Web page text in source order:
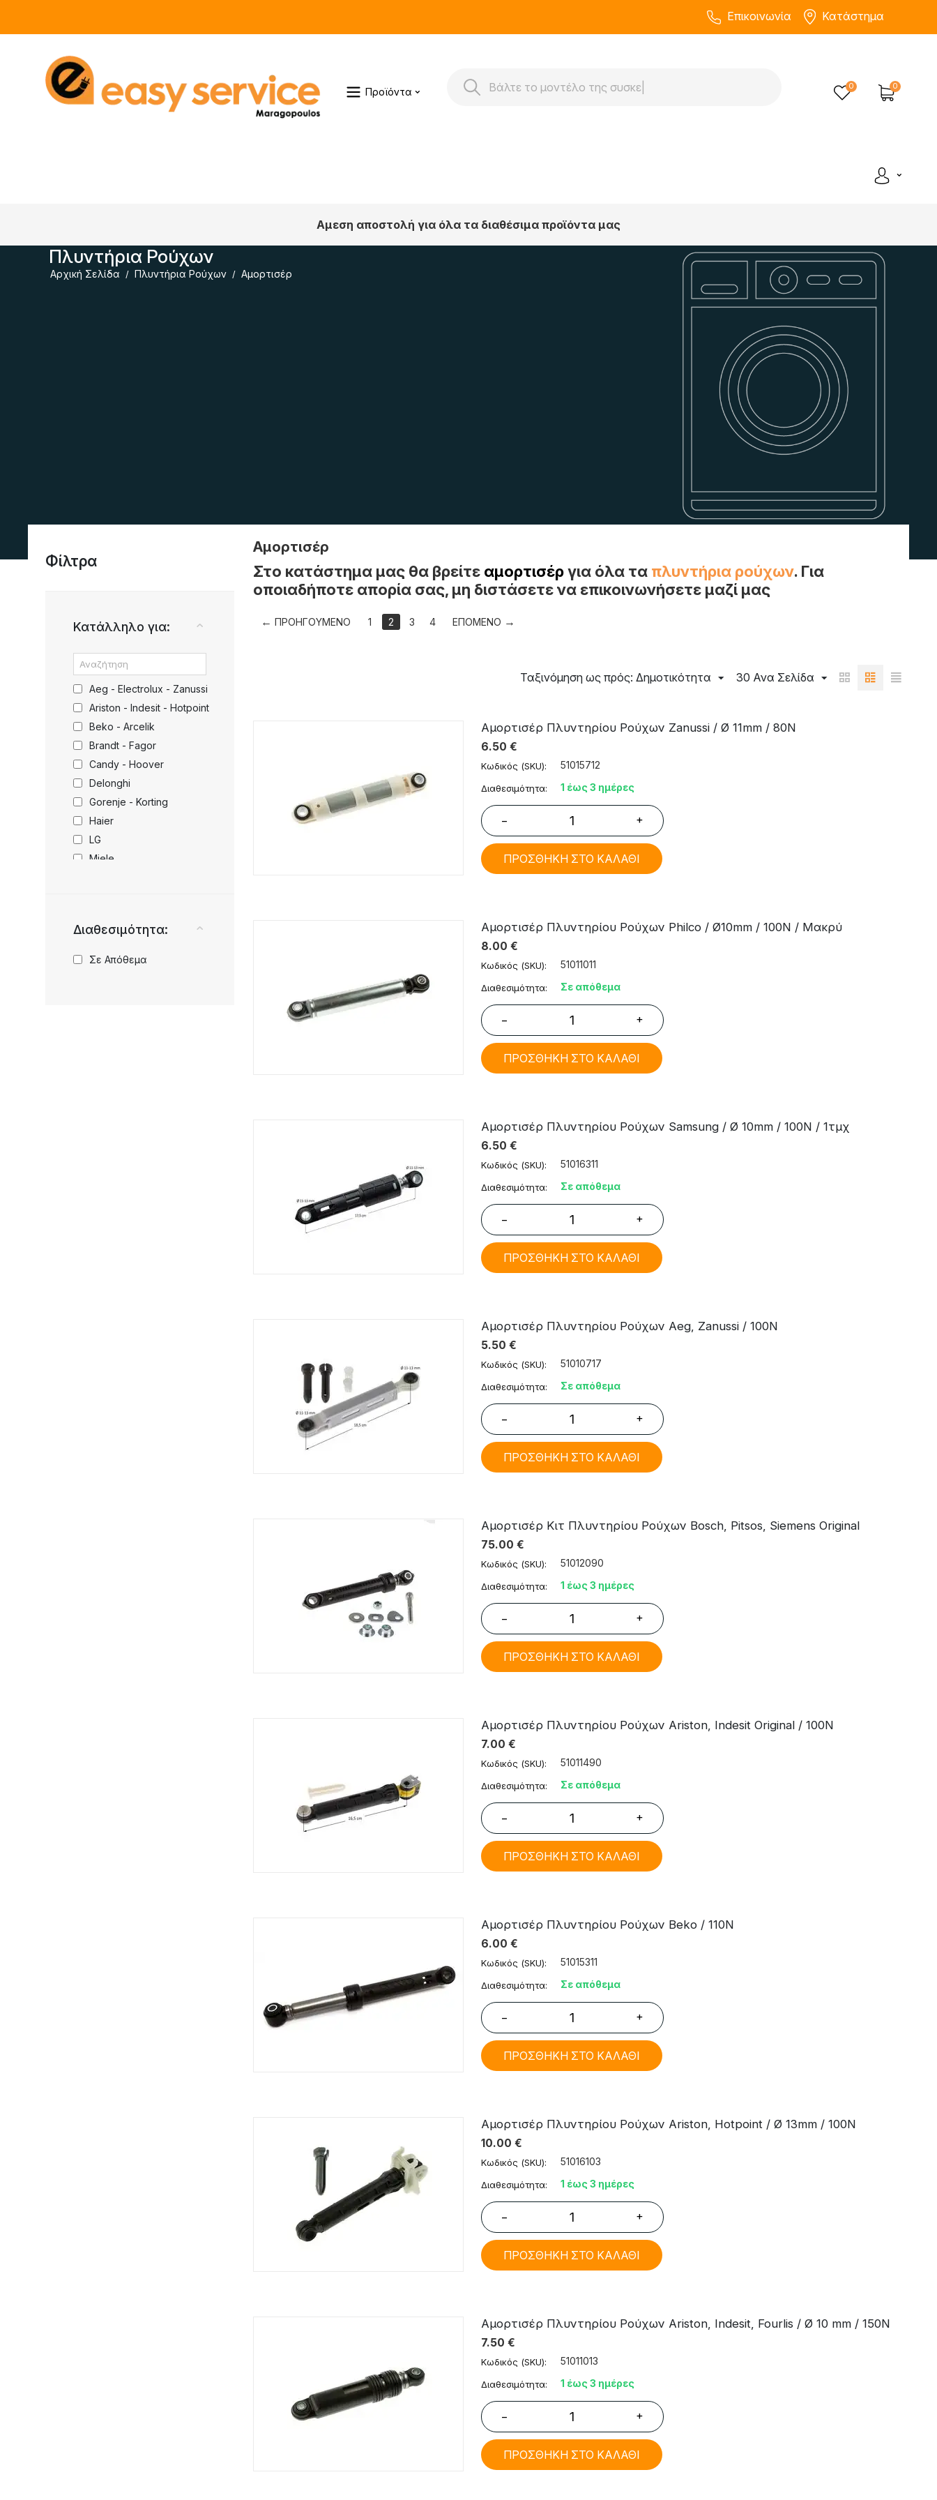
Επικοινωνία Κατάστημα
Προϊόντα 0
0
Αμεση αποστολή για όλα τα διαθέσιμα προϊόντα μας
Αρχική Σελίδα / Πλυντήρια Ρούχων / Αμορτισέρ
Πλυντήρια Ρούχων
Φίλτρα
Κατάλληλο για:
Aeg - Electrolux - Zanussi
Ariston - Indesit - Hotpoint
Beko - Arcelik
Brandt - Fagor
Candy - Hoover
Delonghi
Gorenje - Korting
Haier
LG
Miele
Pitsos - Siemens - Bosch -
Samsung
Διαθεσιμότητα:
Σε Απόθεμα
Αμορτισέρ
Στο κατάστημα μας θα βρείτε αμορτισέργια όλα τα πλυντήρια ρούχων. Για
οποιαδήποτε απορία σας, μη διστάσετε να επικοινωνήσετε μαζί μας
ΠΡΟΗΓΟΥΜΕΝΟ 1 2 3 4 ΕΠΟΜΕΝΟ
Ταξινόμηση ως πρός: Δημοτικότητα 30 Ανα Σελίδα
Αμορτισέρ Πλυντηρίου Ρούχων Zanussi / Ø 11mm / 80N
6.50 €
Κωδικός (SKU): 51015712
Διαθεσιμότητα: 1 έως 3 ημέρες
− +
ΠΡΟΣΘΗΚΗ ΣΤΟ ΚΑΛΑΘΙ
Αμορτισέρ Πλυντηρίου Ρούχων Philco / Ø10mm / 100N / Μακρύ
8.00 €
Κωδικός (SKU): 51011011
Διαθεσιμότητα: Σε απόθεμα
− +
ΠΡΟΣΘΗΚΗ ΣΤΟ ΚΑΛΑΘΙ
Αμορτισέρ Πλυντηρίου Ρούχων Samsung / Ø 10mm / 100N / 1τμχ
6.50 €
Κωδικός (SKU): 51016311
Διαθεσιμότητα: Σε απόθεμα
− +
ΠΡΟΣΘΗΚΗ ΣΤΟ ΚΑΛΑΘΙ
Αμορτισέρ Πλυντηρίου Ρούχων Aeg, Zanussi / 100N
5.50 €
Κωδικός (SKU): 51010717
Διαθεσιμότητα: Σε απόθεμα
− +
ΠΡΟΣΘΗΚΗ ΣΤΟ ΚΑΛΑΘΙ
Αμορτισέρ Κιτ Πλυντηρίου Ρούχων Bosch, Pitsos, Siemens Original
75.00 €
Κωδικός (SKU): 51012090
Διαθεσιμότητα: 1 έως 3 ημέρες
− +
ΠΡΟΣΘΗΚΗ ΣΤΟ ΚΑΛΑΘΙ
Αμορτισέρ Πλυντηρίου Ρούχων Ariston, Indesit Original / 100N
7.00 €
Κωδικός (SKU): 51011490
Διαθεσιμότητα: Σε απόθεμα
− +
ΠΡΟΣΘΗΚΗ ΣΤΟ ΚΑΛΑΘΙ
Αμορτισέρ Πλυντηρίου Ρούχων Beko / 110N
6.00 €
Κωδικός (SKU): 51015311
Διαθεσιμότητα: Σε απόθεμα
− +
ΠΡΟΣΘΗΚΗ ΣΤΟ ΚΑΛΑΘΙ
Αμορτισέρ Πλυντηρίου Ρούχων Ariston, Hotpoint / Ø 13mm / 100N
10.00 €
Κωδικός (SKU): 51016103
Διαθεσιμότητα: 1 έως 3 ημέρες
− +
ΠΡΟΣΘΗΚΗ ΣΤΟ ΚΑΛΑΘΙ
Αμορτισέρ Πλυντηρίου Ρούχων Ariston, Indesit, Fourlis / Ø 10 mm / 150N
7.50 €
Κωδικός (SKU): 51011013
Διαθεσιμότητα: 1 έως 3 ημέρες
− +
ΠΡΟΣΘΗΚΗ ΣΤΟ ΚΑΛΑΘΙ